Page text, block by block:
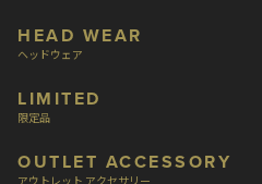
HEAD WEAR
ヘッドウェア
LIMITED
限定品
OUTLET ACCESSORY
アウトレット アクセサリー